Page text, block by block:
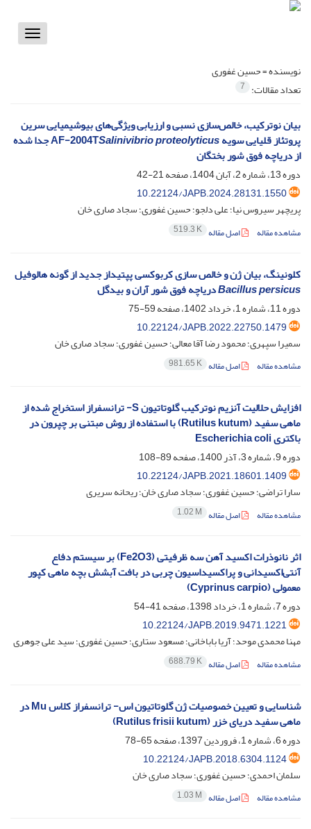
Toggle
نویسنده =حسین غفوری
تعداد مقالات: 7
بیان نوترکیب، خالص‌سازی نسبی و ارزیابی ویژگی‌های بیوشیمیایی سرین
پروتئاز قلیایی سویه AF-2004TSalinivibrio proteolyticus جدا شده
از دریاچه فوق شور بختگان
دوره 13، شماره 2، آبان 1404، صفحه
21-42
10.22124/JAPB.2024.28131.1550
پریچهر سیروس نیا؛ علی دلجو؛ حسین غفوری؛ سجاد صاری خان
مشاهده مقاله اصل مقاله 519.3 K
کلونینگ، بیان ژن و خالص سازی کربوکسی پپتیداز جدید از گونه هالوفیل
Bacillus persicusدریاچه فوق شور آران و بیدگل
دوره 11، شماره 1، خرداد 1402، صفحه
59-75
10.22124/JAPB.2022.22750.1479
سمیرا سپهری؛ محمود رضا آقا معالی؛ حسین غفوری؛ سجاد صاری خان
مشاهده مقاله اصل مقاله 981.65 K
افزایش حلالیت آنزیم نوترکیب گلوتاتیون S- ترانسفراز استخراج شده از
ماهی سفید (Rutilus kutum) با استفاده از روش مبتنی بر چپرون در
باکتری Escherichia coli
دوره 9، شماره 3، آذر 1400، صفحه
89-108
10.22124/JAPB.2021.18601.1409
سارا تراضی؛ حسین غفوری؛ سجاد صاری خان؛ ریحانه سریری
مشاهده مقاله اصل مقاله 1.02 M
اثر نانوذرات اکسید آهن سه ظرفیتی (Fe2O3) بر سیستم دفاع
آنتی‌اکسیدانی و پراکسیداسیون چربی در بافت آبشش بچه ماهی کپور
معمولی (Cyprinus carpio)
دوره 7، شماره 1، خرداد 1398، صفحه
41-54
10.22124/JAPB.2019.9471.1221
مهنا محمدی موحد؛ آریا باباخانی؛ مسعود ستاری؛ حسین غفوری؛ سید علی جوهری
مشاهده مقاله اصل مقاله 688.79 K
شناسایی و تعیین خصوصیات ژن گلوتاتیون اس- ترانسفراز کلاس Mu در
ماهی سفید دریای خزر (Rutilus frisii kutum)
دوره 6، شماره 1، فروردین 1397، صفحه
65-78
10.22124/JAPB.2018.6304.1124
سلمان احمدی؛ حسین غفوری؛ سجاد صاری خان
مشاهده مقاله اصل مقاله 1.03 M